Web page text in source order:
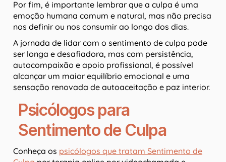
Por fim, é importante lembrar que a culpa é uma
emoção humana comum e natural, mas não precisa
nos definir ou nos consumir ao longo dos dias.
A jornada de lidar com o sentimento de culpa pode
ser longa e desafiadora, mas com persistência,
autocompaixão e apoio profissional, é possível
alcançar um maior equilíbrio emocional e uma
sensação renovada de autoaceitação e paz interior.
Psicólogos para
Sentimento de Culpa
Conheça os psicólogos que tratam Sentimento de